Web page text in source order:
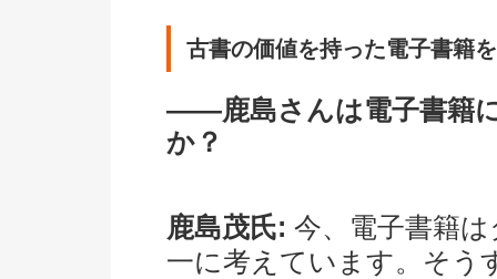
古書の価値を持った電子書籍を
――鹿島さんは電子書籍
か？
鹿島茂氏: 今、電子書籍
一に考えています。そう